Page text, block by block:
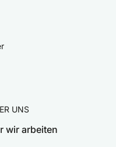
UNS
wir arbeiten